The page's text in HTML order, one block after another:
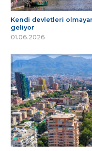
Kendi devletleri
geliyor
01.06.2026